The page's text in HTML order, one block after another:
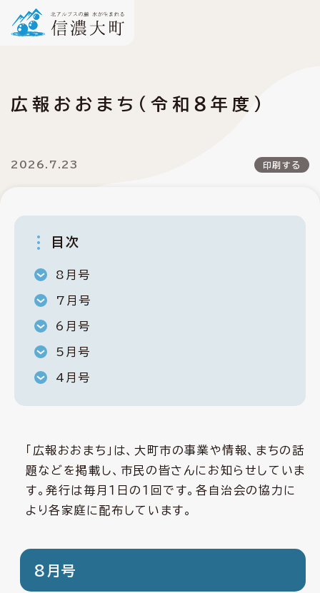
広報おおまち（令和８年度）
2026.7.23 印刷する
目次
8月号
7月号
6月号
5月号
4月号
「広報おおまち」は、大町市の事業や情報、まちの話
題などを掲載し、市民の皆さんにお知らせしていま
す。発行は毎月１日の１回です。各自治会の協力に
より各家庭に配布しています。
8月号